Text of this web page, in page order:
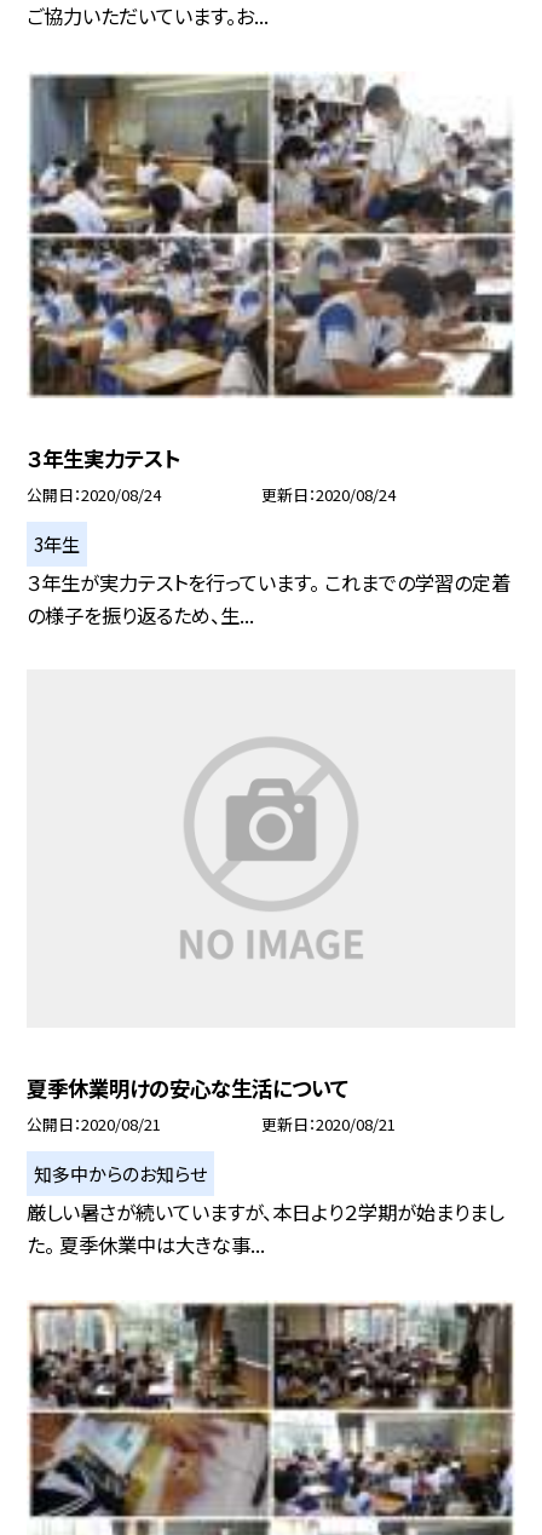
ご協力いただいています。お...
３年生実力テスト
公開日 2020/08/24 更新日 2020/08/24
3年生
３年生が実力テストを行っています。 これまでの学習の定着
の様子を振り返るため、生...
夏季休業明けの安心な生活について
公開日 2020/08/21 更新日 2020/08/21
知多中からのお知らせ
厳しい暑さが続いていますが、本日より２学期が始まりまし
た。 夏季休業中は大きな事...